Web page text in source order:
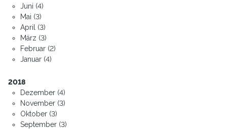
Juni (4)
Mai (3)
April (3)
März (3)
Februar (2)
Januar (4)
2018
Dezember (4)
November (3)
Oktober (3)
September (3)